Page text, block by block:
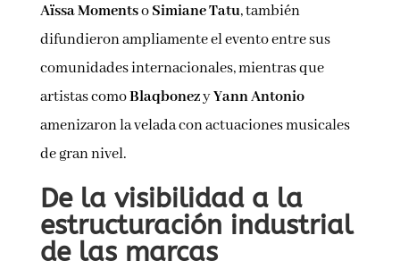
Aïssa MomentsoSimiane Tatu, también
difundieron ampliamente el evento entre sus
comunidades internacionales, mientras que
artistas comoBlaqbonezyYann Antonio
amenizaron la velada con actuaciones musicales
de gran nivel.
De la visibilidad a la
estructuración industrial
de las marcas